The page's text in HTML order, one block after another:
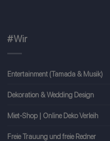
#Wir
Entertainment (Tamada & Musik)
Dekoration & Wedding Design
Miet-Shop | Online Deko Verleih
Freie Trauung und freie Redner